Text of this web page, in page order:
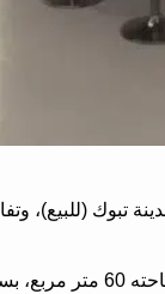
تبوك (للبيع)،
مطعم واجهته شمالي